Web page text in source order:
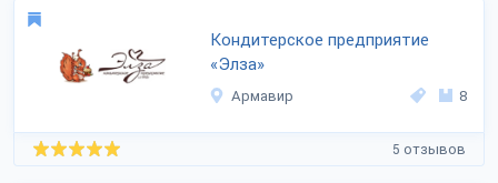
Кондитерское предприятие
«Элза»
Армавир 8
5 отзывов